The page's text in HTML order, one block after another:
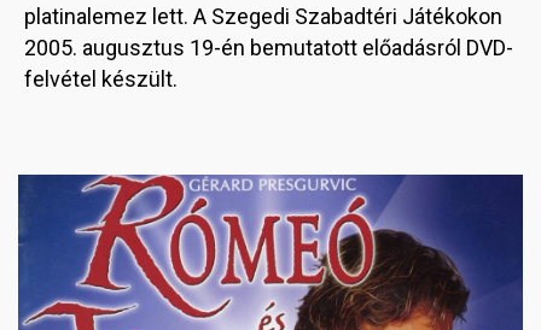
platinalemez lett. A Szegedi Szabadtéri Játékokon
2005. augusztus 19-én bemutatott előadásról DVD-
felvétel készült.
Image